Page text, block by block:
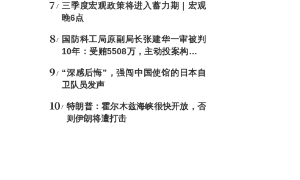
三季度宏观政策将进入蓄力期｜宏观
晚6点
国防科工局原副局长张建华一审被判
10年：受贿5508万，主动投案构成自
“深感后悔”，强闯中国使馆的日本自
卫队员发声
特朗普：霍尔木兹海峡很快开放，否
则伊朗将遭打击